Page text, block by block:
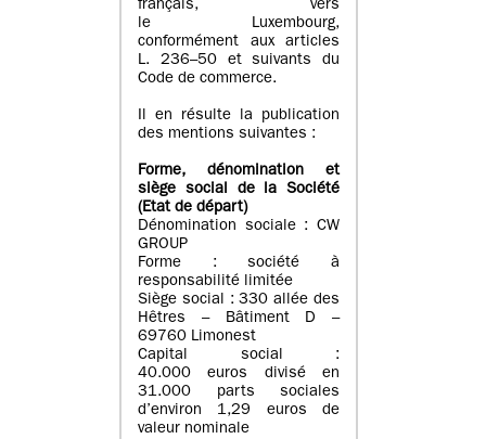
français, vers
le Luxembourg,
conformément aux articles
L. 236–50 et suivants du
Code de commerce.
Il en résulte la publication
des mentions suivantes :
Forme, dénomination et
siège social de la Société
(Etatde départ)
Dénomination sociale : CW
GROUP
Forme : société à
responsabilité limitée
Siège social : 330 allée des
Hêtres – Bâtiment D –
69760 Limonest
Capital social :
40.000 euros divisé en
31.000 parts sociales
d’environ 1,29 euros de
valeur nominale